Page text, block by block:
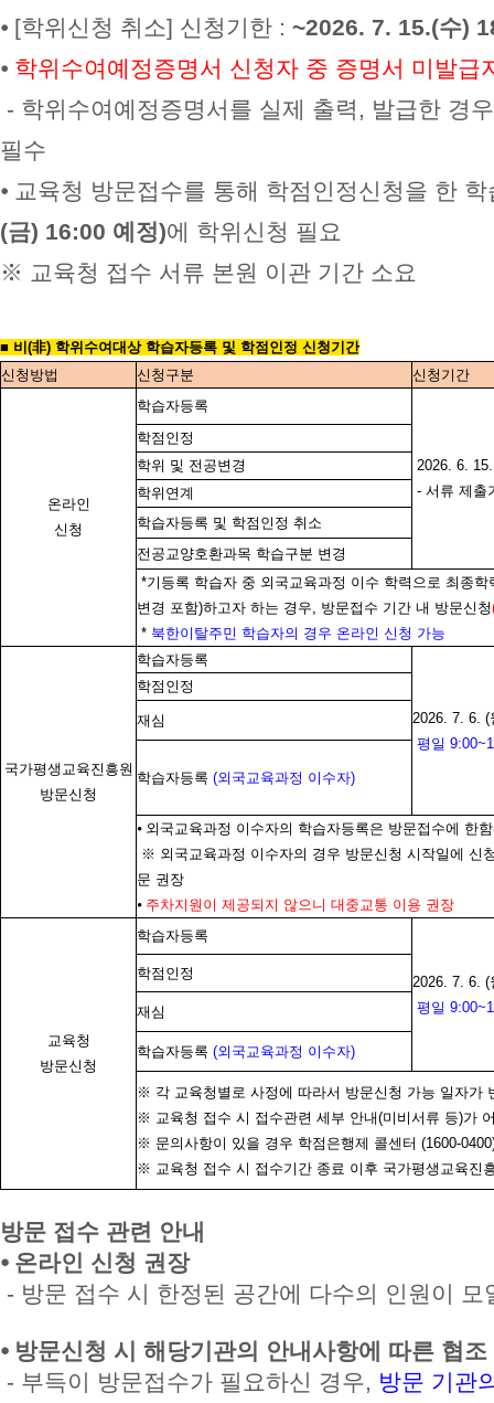
⦁ [학위신청 취소] 신청기한 : ~2026. 7. 15.(수)
⦁ 학위수여예정증명서 신청자 중 증명서 미발급
- 학위수여예정증명서를 실제 출력, 발급한 경
필수
⦁ 교육청 방문접수를 통해 학점인정신청을 한
(금) 16:00 예정)에 학위신청 필요
※ 교육청 접수 서류 본원 이관 기간 소요
■ 비(非) 학위수여대상 학습자등록 및 학점인정 신청기간
신청방법
신청구분 신청기간
온라인
신청
학습자등록
2026. 6.
- 서류 제출
학점인정
학위 및 전공변경
학위연계
학습자등록 및 학점인정 취소
전공교양호환과목 학습구분 변경
*기등록 학습자 중 외국교육과정 이수 학력으로 최종
변경 포함)하고자 하는 경우, 방문접수 기간 내 방문신청
* 북한이탈주민 학습자의 경우 온라인 신청 가능
국가평생교육진흥원
방문신청
학습자등록
2026. 7. 6.
평일
학점인정
재심
학습자등록 (외국교육과정 이수자)
⦁ 외국교육과정 이수자의 학습자등록은 방문접수에 한함
※ 외국교육과정 이수자의 경우 방문신청 시작일에 신
문 권장
⦁ 주차지원이 제공되지 않으니 대중교통 이용 권장
교육청
방문신청
학습자등록
2026. 7. 6.
평일
학점인정
재심
학습자등록 (외국교육과정 이수자)
※ 각 교육청별로 사정에 따라서 방문신청 가능 일자가
※ 교육청 접수 시 접수관련 세부 안내(미비서류 등)가
※ 문의사항이 있을 경우 학점은행제 콜센터 (1600-
※ 교육청 접수 시 접수기간 종료 이후 국가평생교육
방문 접수 관련 안내
⦁ 온라인 신청 권장
- 방문 접수 시 한정된 공간에 다수의 인원이
⦁ 방문신청 시 해당기관의 안내사항에 따른 협조
- 부득이 방문접수가 필요하신 경우, 방문 기관